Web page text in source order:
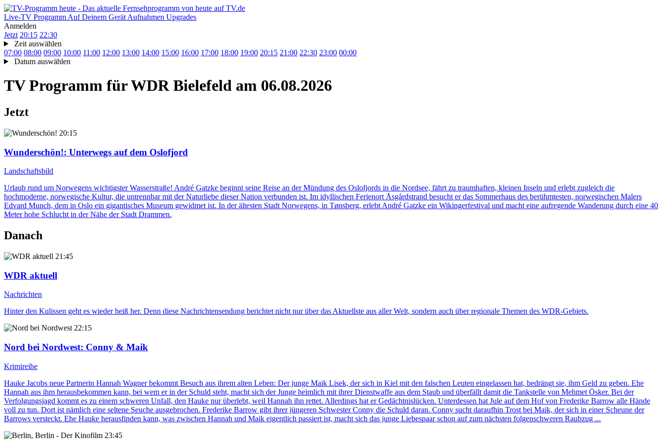
Live-TV Programm Auf Deinem Gerät Aufnahmen Upgrades
Anmelden
Jetzt 20:15 22:30
Zeit auswählen
07:00 08:00 09:00 10:00 11:00 12:00 13:00 14:00 15:00 16:00 17:00 18:00 19:00 20:15 21:00 22:30 23:00 00:00
Datum auswählen
TV Programm fürWDR Bielefeld am 06.08.2026
Jetzt
20:15
Wunderschön!: Unterwegs auf dem Oslofjord
Landschaftsbild
Urlaub rund um Norwegens wichtigster Wasserstraße! André Gatzke beginnt seine Reise an der Mündung des Oslofjords in die Nordsee, fährt zu traumhaften, kleinen Inseln und erlebt zugleich die
hochmoderne, norwegische Kultur, die untrennbar mit der Naturliebe dieser Nation verbunden ist. Im idyllischen Ferienort Åsgårdstrand besucht er das Sommerhaus des berühmtesten, norwegischen Malers
Edvard Munch, dem in Oslo ein gigantisches Museum gewidmet ist. In der ältesten Stadt Norwegens, in Tønsberg, erlebt André Gatzke ein Wikingerfestival und macht eine aufregende Wanderung durch eine 40
Meter hohe Schlucht in der Nähe der Stadt Drammen.
Danach
21:45
WDR aktuell
Nachrichten
Hinter den Kulissen geht es wieder heiß her. Denn diese Nachrichtensendung berichtet nicht nur über das Aktuellste aus aller Welt, sondern auch über regionale Themen des WDR-Gebiets.
22:15
Nord bei Nordwest: Conny & Maik
Krimireihe
Hauke Jacobs neue Partnerin Hannah Wagner bekommt Besuch aus ihrem alten Leben: Der junge Maik Lisek, der sich in Kiel mit den falschen Leuten eingelassen hat, bedrängt sie, ihm Geld zu geben. Ehe
Hannah aus ihm herausbekommen kann, bei wem er in der Schuld steht, macht sich der Junge heimlich mit ihrer Dienstwaffe aus dem Staub und überfällt damit die Tankstelle von Mehmet Ösker. Bei der
Verfolgungsjagd kommt es zu einem schweren Unfall, den Hauke nur überlebt, weil Hannah ihn rettet. Allerdings hat er Gedächtnislücken. Unterdessen hat Jule auf dem Hof von Frederike Barrow alle Hände
voll zu tun. Dort ist nämlich eine seltene Seuche ausgebrochen. Frederike Barrow gibt ihrer jüngeren Schwester Conny die Schuld daran. Conny sucht daraufhin Trost bei Maik, der sich in einer Scheune der
Barrows versteckt. Ehe Hauke herausfinden kann, was zwischen Hannah und Maik eigentlich passiert ist, macht sich das junge Liebespaar schon auf zum nächsten folgenschweren Raubzug ...
23:45